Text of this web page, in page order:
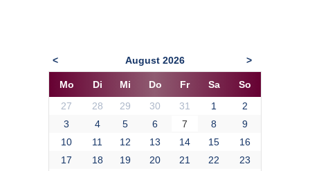
< >
August 2026
Mo Di Mi Do Fr Sa
So
27
28 29 30 31 1
2
3
4 5 6 7 8
9
10
11 12 13 14 15
16
17
18 19 20 21 22
23